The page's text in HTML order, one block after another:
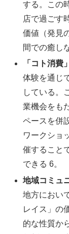
する。この
店で過ごす
価値（発見
間での癒し
「コト消費
体験を通じ
している。
業機会をも
ペースを併
ワークショ
催すること
できる 6。
地域コミュ
地方におい
レイス」の
的な性質か